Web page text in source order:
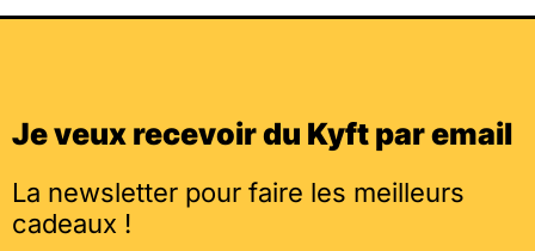
Je veux recevoir du Kyft par email
La newsletter pour faire les meilleurs
cadeaux !